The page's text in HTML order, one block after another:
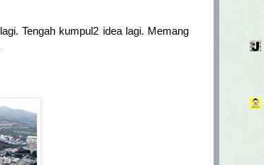
Tengah kumpul2 idea lagi. Memang